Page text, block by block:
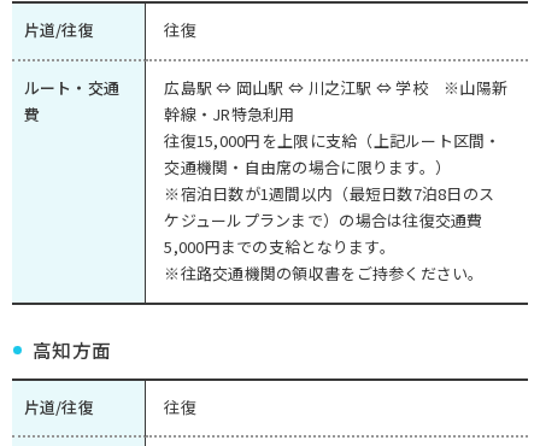
片道/往復 往復
ルート・交通
費
広島駅 ⇔ 岡山駅 ⇔ 川之江駅 ⇔ 学校 ※山陽新
幹線・JR特急利用
往復15,000円を上限に支給（上記ルート区間・
交通機関・自由席の場合に限ります。）
※宿泊日数が1週間以内（最短日数7泊8日のス
ケジュールプランまで）の場合は往復交通費
5,000円までの支給となります。
※往路交通機関の領収書をご持参ください。
高知方面
片道/往復 往復